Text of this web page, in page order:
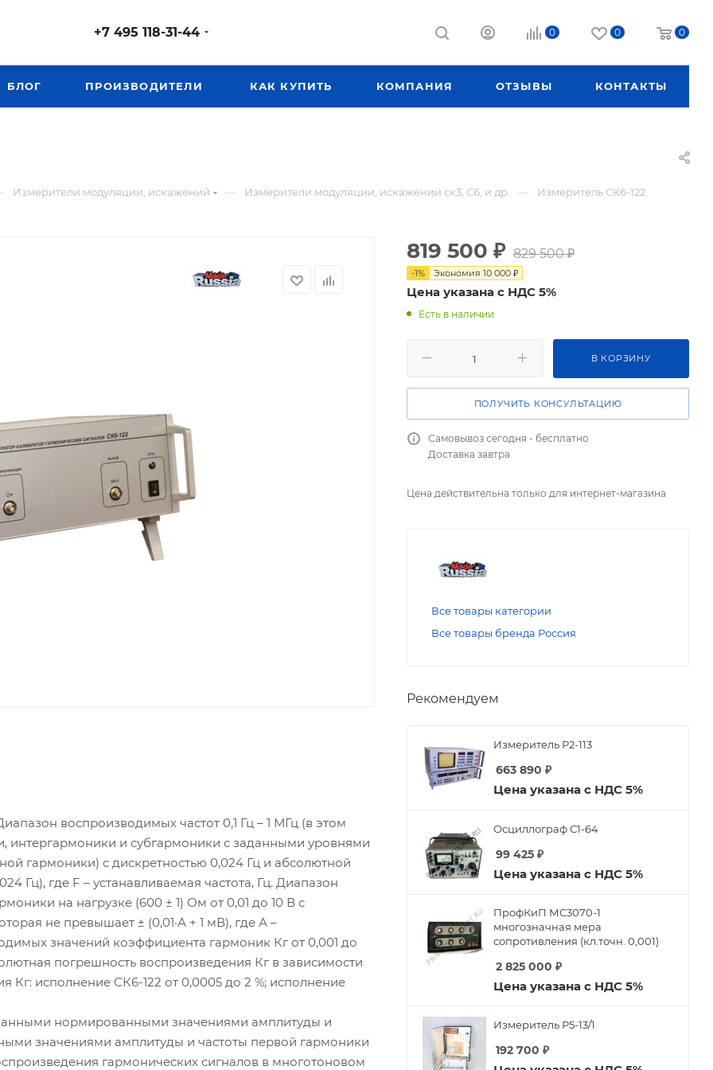
+7 495 118-31-44 0 0 0
БЛОГ ПРОИЗВОДИТЕЛИ КАК КУПИТЬ КОМПАНИЯ ОТЗЫВЫ КОНТАКТЫ
Измерители модуляции, искажений — Измерители модуляции, искажений ск3, С6, и др. — Измеритель СК6-122
воспроизводимых частот 0,1 Гц – 1 МГц (в этом
и субгармоники с заданными уровнями
гармоники) с дискретностью 0,024 Гц и абсолютной
Гц), где F – устанавливаемая частота, Гц. Диапазон
на нагрузке (600 ± 1) Ом от 0,01 до 10 В с
не превышает ± (0,01·А + 1 мВ), где А –
значений коэффициента гармоник Кг от 0,001 до
погрешность воспроизведения Кг в зависимости
Кг: исполнение СК6-122 от 0,0005 до 2 %; исполнение
нормированными значениями амплитуды и
значениями амплитуды и частоты первой гармоники
гармонических сигналов в многотоновом
819 500 ₽ 829 500₽
-1% Экономия 10 000 ₽
Цена указана с НДС 5%
Есть в наличии
В КОРЗИНУ
ПОЛУЧИТЬ КОНСУЛЬТАЦИЮ
Самовывоз сегодня - бесплатно
Доставка завтра
Цена действительна только для интернет-магазина
Все товары категории
Все товары бренда Россия
Рекомендуем
Измеритель Р2-113
663 890 ₽
Цена указана с НДС 5%
Осциллограф С1-64
99 425 ₽
Цена указана с НДС 5%
ПрофКиП МС3070-1
многозначная мера
сопротивления (кл.точн. 0,001)
2 825 000 ₽
Цена указана с НДС 5%
Измеритель Р5-13/1
192 700 ₽